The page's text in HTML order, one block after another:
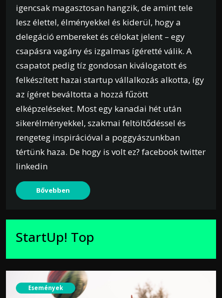
igencsak magasztosan hangzik, de amint tele
lesz élettel, élményekkel és kiderül, hogy a
delegáció embereket és célokat jelent – egy
csapásra vagány és izgalmas ígéretté válik. A
csapatot pedig tíz gondosan kiválogatott és
felkészített hazai startup vállalkozás alkotta, így
az ígéret beváltotta a hozzá fűzött
elképzeléseket. Most egy kanadai hét után
sikerélményekkel, szakmai feltöltődéssel és
rengeteg inspirációval a poggyászunkban
tértünk haza. De hogy is volt ez? facebook twitter
linkedin
Bővebben
StartUp! Top
Események